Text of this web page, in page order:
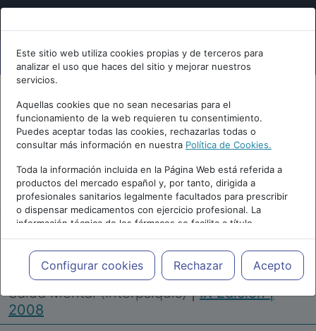
Este sitio web utiliza cookies propias y de terceros para
analizar el uso que haces del sitio y mejorar nuestros
servicios.
Aquellas cookies que no sean necesarias para el
funcionamiento de la web requieren tu consentimiento.
Puedes aceptar todas las cookies, rechazarlas todas o
consultar más información en nuestra Política de Cookies.
Toda la información incluida en la Página Web está referida a
productos del mercado español y, por tanto, dirigida a
profesionales sanitarios legalmente facultados para prescribir
o dispensar medicamentos con ejercicio profesional. La
información técnica de los fármacos se facilita a título
meramente informativo, siendo responsabilidad de los
profesionales facultados prescribir medicamentos y decidir, en
cada caso concreto, el tratamiento más adecuado a las
necesidades del paciente.
Configurar cookies Rechazar Acepto
Repositorio de Artículos |Congreso Virtual
Internacional de Psiquiatría, Psicología y
Salud Mental (Interpsiquis)|IX Edición |
2008